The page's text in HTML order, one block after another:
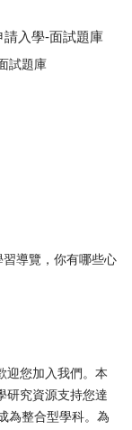
請入學-面試題庫
試題庫
導覽，你有哪些心
迎您加入我們。本
研究資源支持您達
為整合型學科。為